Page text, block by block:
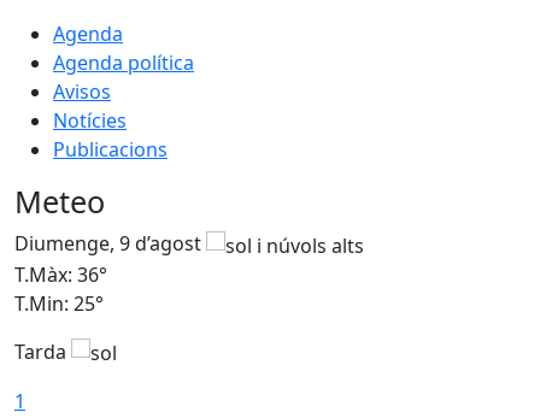
Agenda
Agenda política
Avisos
Notícies
Publicacions
Meteo
Diumenge, 9 d’agost
T.Màx: 36°
T.Min: 25°
Tarda
1